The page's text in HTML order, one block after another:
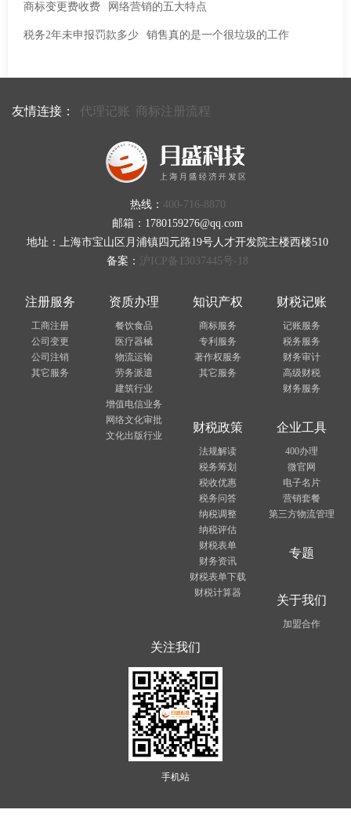
商标变更费收费 网络营销的五大特点
税务2年未申报罚款多少 销售真的是一个很垃圾的工作
友情连接： 代理记账 商标注册流程
热线： 400-716-8870
邮箱：1780159276@qq.com
地址：上海市宝山区月浦镇四元路19号人才开发院主楼西楼510
备案： 沪ICP备13037445号-18
注册服务
工商注册
公司变更
公司注销
其它服务
资质办理
餐饮食品
医疗器械
物流运输
劳务派遣
建筑行业
增值电信业务
网络文化审批
文化出版行业
知识产权
商标服务
专利服务
著作权服务
其它服务
财税记账
记账服务
税务服务
财务审计
高级财税
财务服务
财税政策
法规解读
税务筹划
税收优惠
税务问答
纳税调整
纳税评估
财税表单
财务资讯
财税表单下载
财税计算器
企业工具
400办理
微官网
电子名片
营销套餐
第三方物流管理
专题
关于我们
加盟合作
关注我们
手机站